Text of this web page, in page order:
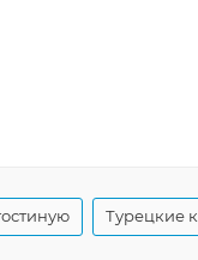
Турецкие